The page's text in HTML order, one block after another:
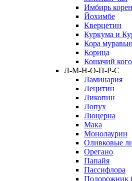
Имбирь
Йохимбе
Кверцетин
Куркума и
Кора
Корица
Кошачий
Л-М-Н-О-П-Р-С
Ламинария
Лецитин
Ликопин
Лопух
Люцерна
Мака
Монолаурин
Оливковые
Орегано
Папайя
Пассифлора
Подорожник